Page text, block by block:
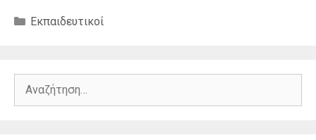
Κατηγορίες
Εκπαιδευτικοί
Αναζήτηση